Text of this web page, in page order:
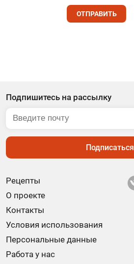
ОТПРАВИТЬ
Рецепты
О проекте
Контакты
Условия использования
Персональные данные
Работа у нас
Подпишитесь на рассылку
Подписаться